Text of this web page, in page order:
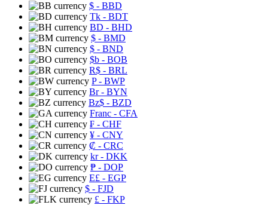
$ - BBD
Tk - BDT
BD - BHD
$ - BMD
$ - BND
$b - BOB
R$ - BRL
P- BWP
Br- BYN
Bz$ - BZD
Franc - CFA
₣ - CHF
¥ - CNY
₡ - CRC
kr- DKK
₱ - DOP
E£ - EGP
$ - FJD
£ - FKP